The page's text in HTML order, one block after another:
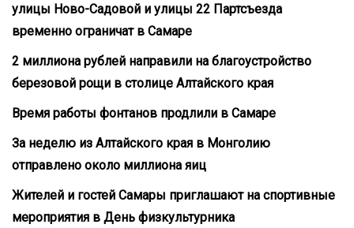
улицы Ново-Садовой и улицы 22 Партсъезда
временно ограничат в Самаре
2 миллиона рублей направили на благоустройство
березовой рощи в столице Алтайского края
Время работы фонтанов продлили в Самаре
За неделю из Алтайского края в Монголию
отправлено около миллиона яиц
Жителей и гостей Самары приглашают на спортивные
мероприятия в День физкультурника